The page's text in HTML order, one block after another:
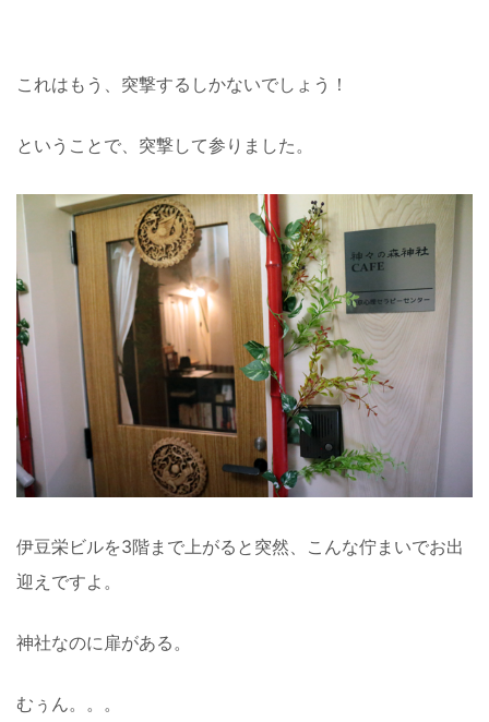
これはもう、突撃するしかないでしょう！
ということで、突撃して参りました。
伊豆栄ビルを3階まで上がると突然、こんな佇まいでお出
迎えですよ。
神社なのに扉がある。
むぅん。。。